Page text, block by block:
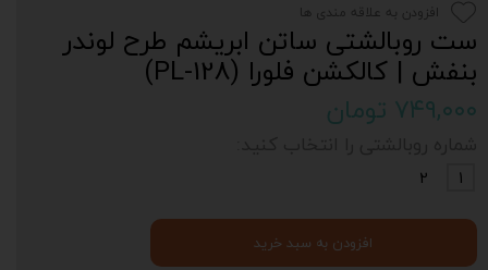
ست روبالشتی ساتن ابریشم طرح لوندر
بنفش | کالکشن فلورا (PL-128)
۷۴۹,۰۰۰ تومان
1
2
افزودن به سبد خرید
افزودن به علاقه مندی ها